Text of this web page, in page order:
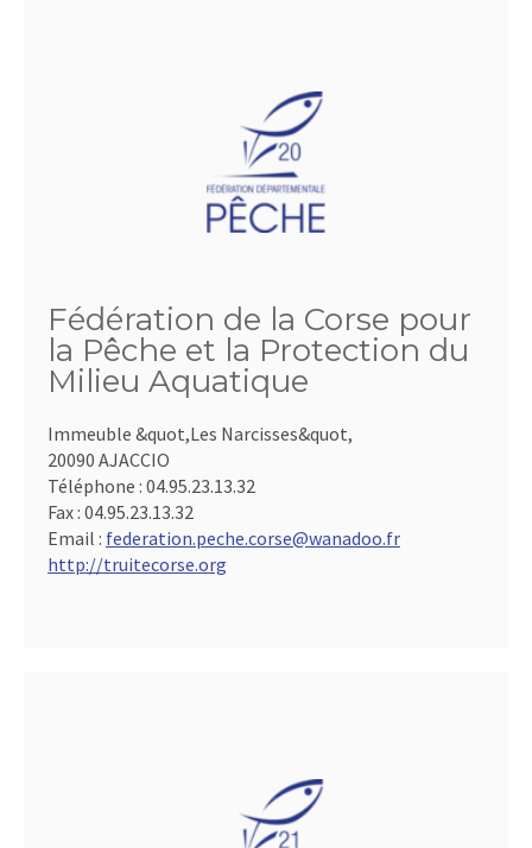
Fédération de la Corse pour
la Pêche et la Protection du
Milieu Aquatique
Immeuble &quot,Les Narcisses&quot,
20090 AJACCIO
Téléphone : 04.95.23.13.32
Fax : 04.95.23.13.32
Email : federation.peche.corse@wanadoo.fr
http://truitecorse.org